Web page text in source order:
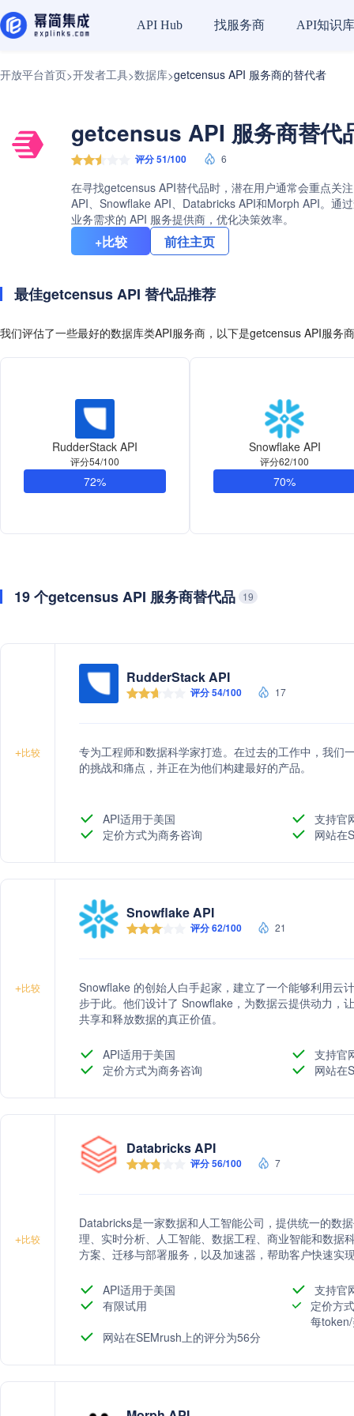
API Hub 找服务商 API知识库
开放平台首页>开发者工具>数据库>getcensus API 服务商的替代者
getcensus API 服务商替代
评分 51/100 6
在寻找getcensus API替代品时，潜在用户通常会重点关
API、Snowflake API、Databricks API和Morph API。通
业务需求的 API 服务提供商，优化决策效率。
+比较 前往主页
最佳getcensus API 替代品推荐
我们评估了一些最好的数据库类API服务商，以下是getcensus API服务
RudderStack API
评分54/100
72%
Snowflake API
评分62/100
70%
19 个getcensus API 服务商替代品 19
+比较
RudderStack API
评分 54/100 17
专为工程师和数据科学家打造。在过去的工作中，我们
的挑战和痛点，并正在为他们构建最好的产品。
API适用于美国
支持官
定价方式为商务咨询
网站在
+比较
Snowflake API
评分 62/100 21
Snowflake 的创始人白手起家，建立了一个能够利用云
步于此。他们设计了 Snowflake，为数据云提供动力，
共享和释放数据的真正价值。
API适用于美国
支持官
定价方式为商务咨询
网站在
+比较
Databricks API
评分 56/100 7
Databricks是一家数据和人工智能公司，提供统一的数
理、实时分析、人工智能、数据工程、商业智能和数据
方案、迁移与部署服务，以及加速器，帮助客户快速实
API适用于美国
支持官
有限试用
定价方
每
网站在SEMrush上的评分为56分